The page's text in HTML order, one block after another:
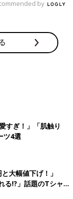
by
すぎ！」「肌触り
ツ4選
大幅値下げ！」
る!?」話題のTシャ